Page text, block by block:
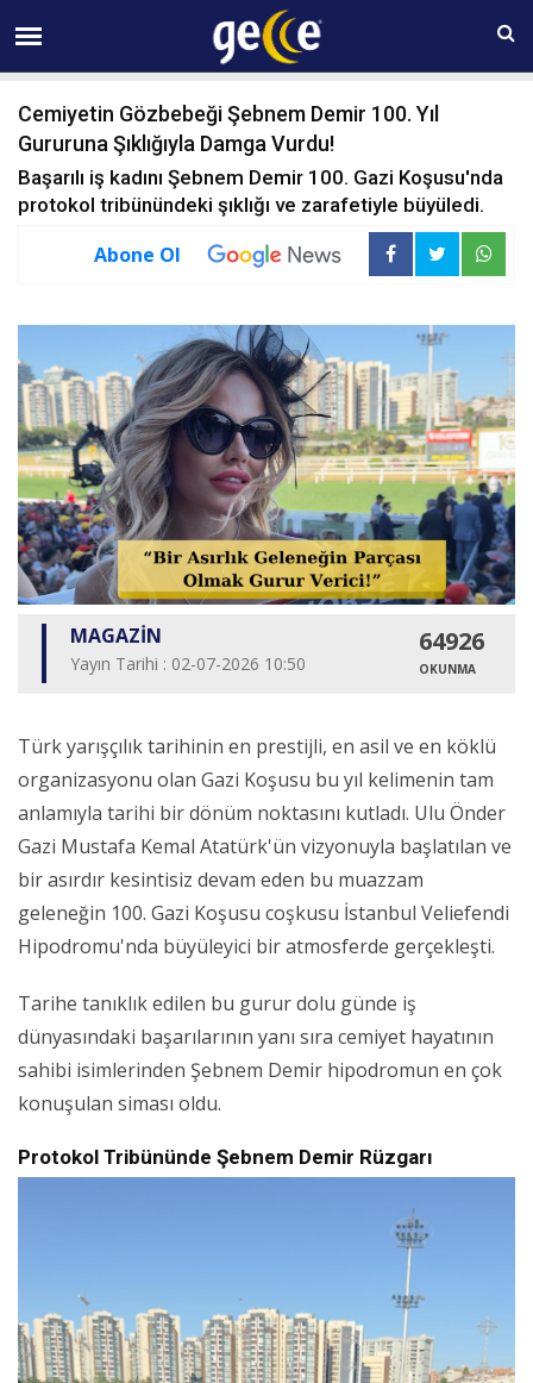
09 AĞUSTOS Pazar 11:30
Cemiyetin Gözbebeği Şebnem Demir 100. Yıl
Gururuna Şıklığıyla Damga Vurdu!
Başarılı iş kadını Şebnem Demir 100. Gazi Koşusu'nda
protokol tribünündeki şıklığı ve zarafetiyle büyüledi.
Abone Ol
MAGAZİN
Yayın Tarihi : 02-07-2026 10:50
64926
OKUNMA
Türk yarışçılık tarihinin en prestijli, en asil ve en köklü
organizasyonu olan Gazi Koşusu bu yıl kelimenin tam
anlamıyla tarihi bir dönüm noktasını kutladı. Ulu Önder
Gazi Mustafa Kemal Atatürk'ün vizyonuyla başlatılan ve
bir asırdır kesintisiz devam eden bu muazzam
geleneğin 100. Gazi Koşusu coşkusu İstanbul Veliefendi
Hipodromu'nda büyüleyici bir atmosferde gerçekleşti.
Tarihe tanıklık edilen bu gurur dolu günde iş
dünyasındaki başarılarının yanı sıra cemiyet hayatının
sahibi isimlerinden Şebnem Demir hipodromun en çok
konuşulan siması oldu.
Protokol Tribününde Şebnem Demir Rüzgarı